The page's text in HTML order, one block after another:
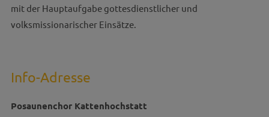
mit der Hauptaufgabe gottesdienstlicher und
volksmissionarischer Einsätze.
Info-Adresse
Posaunenchor Kattenhochstatt